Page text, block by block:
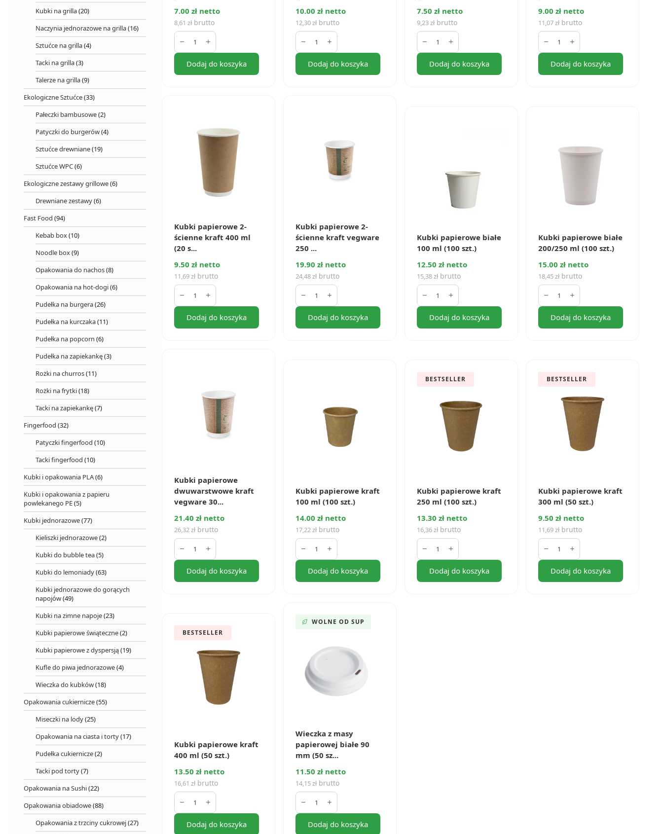
Kubki na grilla(20)
Naczynia jednorazowe na grilla(16)
Sztućce na grilla(4)
Tacki na grilla(3)
Talerze na grilla(9)
Ekologiczne Sztućce(33)
Pałeczki bambusowe(2)
Patyczki do burgerów(4)
Sztućce drewniane(19)
Sztućce WPC(6)
Ekologiczne zestawy grillowe(6)
Drewniane zestawy(6)
Fast Food (94)
Kebab box(10)
Noodle box(9)
Opakowania do nachos(8)
Opakowania na hot-dogi(6)
Pudełka na burgera(26)
Pudełka na kurczaka(11)
Pudełka na popcorn (6)
Pudełka na zapiekankę(3)
Rożki na churros(11)
Rożki na frytki(18)
Tacki na zapiekankę(7)
Fingerfood (32)
Patyczki fingerfood (10)
Tacki fingerfood (10)
Kubki i opakowania PLA(6)
Kubki i opakowania z papieru
powlekanego PE(5)
Kubki jednorazowe(77)
Kieliszki jednorazowe(2)
Kubki do bubble tea(5)
Kubki do lemoniady(63)
Kubki jednorazowe do gorących
napojów(49)
Kubki na zimne napoje(23)
Kubki papierowe świąteczne(2)
Kubki papierowe z dyspersją(19)
Kufle do piwa jednorazowe(4)
Wieczka do kubków(18)
Opakowania cukiernicze(55)
Miseczki na lody(25)
Opakowania na ciasta i torty(17)
Pudełka cukiernicze(2)
Tacki pod torty(7)
Opakowania na Sushi(22)
Opakowania obiadowe(88)
Opakowania z trzciny cukrowej(27)
7.00 zł netto
8,61 zł brutto
ilość
Kubki
papierowe
2-
ścienne
białe
Dodaj do koszyka
10.00 zł netto
12,30 zł brutto
ilość
Kubki
papierowe
2-
ścienne
białe
Dodaj do koszyka
7.50 zł netto
9,23 zł brutto
ilość
Kubki
papierowe
2-
ścienne
kraft
Dodaj do koszyka
9.00 zł netto
11,07 zł brutto
ilość
Kubki
papierowe
2-
ścienne
kraft
Dodaj do koszyka
Kubki papierowe 2-
ścienne kraft 400 ml
(20 s...
9.50 zł netto
11,69 zł brutto
ilość
Kubki
papierowe
2-
ścienne
kraft
Dodaj do koszyka
Kubki papierowe 2-
ścienne kraft vegware
250 ...
19.90 zł netto
24,48 zł brutto
ilość
Kubki
papierowe
2-
ścienne
kraft
Dodaj do koszyka
Kubki papierowe białe
100 ml (100 szt.)
12.50 zł netto
15,38 zł brutto
ilość
Kubki
papierowe
białe
ml
Dodaj do koszyka
Kubki papierowe białe
200/250 ml (100 szt.)
15.00 zł netto
18,45 zł brutto
ilość
Kubki
papierowe
białe
200/250
ml
Dodaj do koszyka
Kubki papierowe
dwuwarstwowe kraft
vegware 30...
21.40 zł netto
26,32 zł brutto
ilość
Kubki
papierowe
dwuwarstwowe
kraft
vegware
Dodaj do koszyka
Kubki papierowe kraft
100 ml (100 szt.)
14.00 zł netto
17,22 zł brutto
ilość
Kubki
papierowe
kraft
ml
Dodaj do koszyka
BESTSELLER
Kubki papierowe kraft
250 ml (100 szt.)
13.30 zł netto
16,36 zł brutto
ilość
Kubki
papierowe
kraft
ml
Dodaj do koszyka
BESTSELLER
Kubki papierowe kraft
300 ml (50 szt.)
9.50 zł netto
11,69 zł brutto
ilość
Kubki
papierowe
kraft
ml
Dodaj do koszyka
BESTSELLER
Kubki papierowe kraft
400 ml (50 szt.)
13.50 zł netto
16,61 zł brutto
ilość
Kubki
papierowe
kraftDodaj do koszyka
WOLNE OD SUP
Wieczka z masy
papierowej białe 90
mm (50 sz...
11.50 zł netto
14,15 zł brutto
ilość
Wieczka
z
masy
papierowej
Dodaj do koszyka